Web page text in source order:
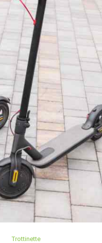
Trottinette